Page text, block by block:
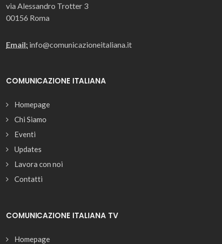
via Alessandro Trotter 3
00156 Roma
Email: info@comunicazioneitaliana.it
COMUNICAZIONE ITALIANA
Homepage
Chi Siamo
Eventi
Updates
Lavora con noi
Contatti
COMUNICAZIONE ITALIANA TV
Homepage